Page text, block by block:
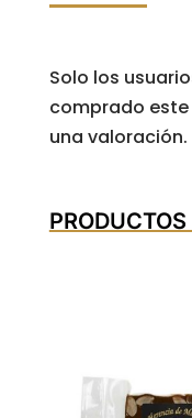
Solo los
comprado
una valoración.